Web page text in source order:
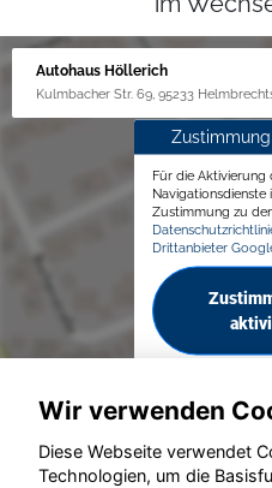
Autohaus Höllerich
Kulmbacher Str. 69, 95233
Für die Aktivierung
Navigationsdienste
Zustimmung zu
Drittanbieter
Wir verwenden
Diese Webseite verwendet
Technologien, um die